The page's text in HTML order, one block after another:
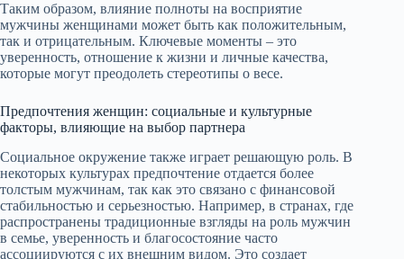
Таким образом, влияние полноты на восприятие
мужчины женщинами может быть как положительным,
так и отрицательным. Ключевые моменты – это
уверенность, отношение к жизни и личные качества,
которые могут преодолеть стереотипы о весе.
Предпочтения женщин: социальные и культурные
факторы, влияющие на выбор партнера
Социальное окружение также играет решающую роль. В
некоторых культурах предпочтение отдается более
толстым мужчинам, так как это связано с финансовой
стабильностью и серьезностью. Например, в странах, где
распространены традиционные взгляды на роль мужчин
в семье, уверенность и благосостояние часто
ассоциируются с их внешним видом. Это создает